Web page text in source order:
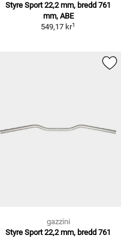
Styre Sport 22,2 mm, bredd 761
mm, ABE
549,17 kr1
gazzini
Styre Sport 22,2 mm, bredd 761